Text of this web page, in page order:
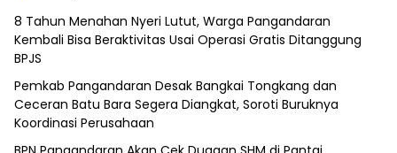
8 Tahun Menahan Nyeri Lutut, Warga Pangandaran
Kembali Bisa Beraktivitas Usai Operasi Gratis Ditanggung
BPJS
Pemkab Pangandaran Desak Bangkai Tongkang dan
Ceceran Batu Bara Segera Diangkat, Soroti Buruknya
Koordinasi Perusahaan